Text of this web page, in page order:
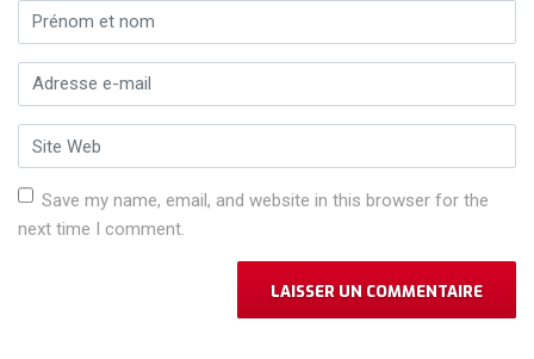
Prénom et nom
Adresse e-mail*
Site Web
Save my name, email, and website in this browser for the
next time I comment.